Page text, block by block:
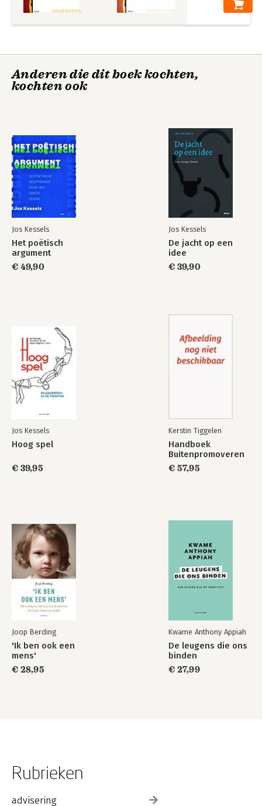
Bekijk alle boeken
Anderen die dit boek kochten,
kochten ook
Jos Kessels
Het poëtisch
argument
€ 49,90
Jos Kessels
De jacht op een
idee
€ 39,90
Jos Kessels
Hoog spel
€ 39,95
Kerstin Tiggelen
Handboek
Buitenpromoveren
€ 57,95
Joop Berding
'Ik ben ook een
mens'
€ 28,95
Kwame Anthony Appiah
De leugens die ons
binden
€ 27,99
Rubrieken
advisering